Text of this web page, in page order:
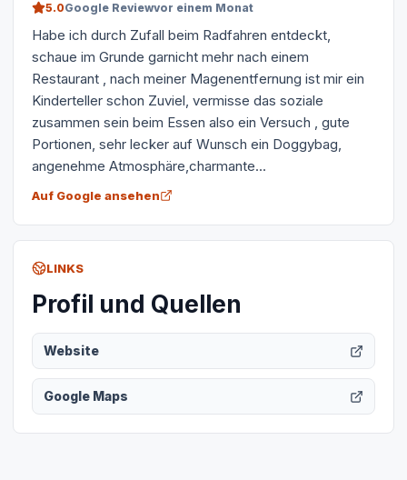
5.0Google Reviewvor einem Monat
Habe ich durch Zufall beim Radfahren entdeckt,
schaue im Grunde garnicht mehr nach einem
Restaurant , nach meiner Magenentfernung ist mir ein
Kinderteller schon Zuviel, vermisse das soziale
zusammen sein beim Essen also ein Versuch , gute
Portionen, sehr lecker auf Wunsch ein Doggybag,
angenehme Atmosphäre,charmante...
Auf Google ansehen
LINKS
Profil und Quellen
Website
Google Maps